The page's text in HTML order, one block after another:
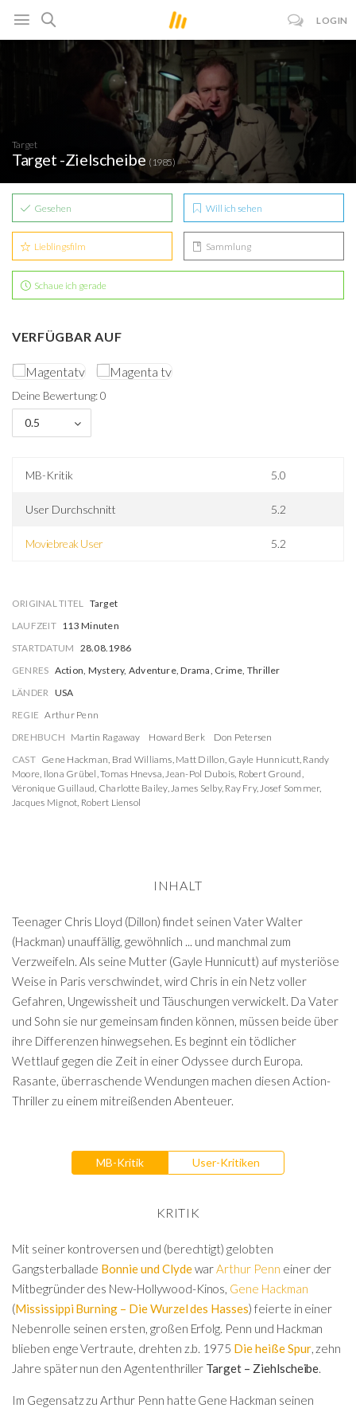
LOGIN
Target
Target -Zielscheibe (1985)
Gesehen Will ich sehen
Lieblingsfilm Sammlung
Schaue ich gerade
VERFÜGBAR AUF
Deine Bewertung: 0
0.5
MB-Kritik 5.0
User Durchschnitt 5.2
Moviebreak User 5.2
ORIGINAL TITEL Target
LAUFZEIT 113 Minuten
STARTDATUM 28.08.1986
GENRES Action, Mystery, Adventure, Drama, Crime, Thriller
LÄNDER USA
REGIE Arthur Penn
DREHBUCH Martin Ragaway Howard Berk
Don Petersen
CAST Gene Hackman, Brad Williams, Matt Dillon, Gayle Hunnicutt, Randy
Moore, Ilona Grübel,Tomas Hnevsa,Jean-Pol Dubois, Robert Ground,
Véronique Guillaud, Charlotte Bailey,James Selby, Ray Fry,Josef Sommer,
Jacques Mignot, Robert Liensol
INHALT
Teenager Chris Lloyd (Dillon) findet seinen Vater Walter
(Hackman) unauffällig, gewöhnlich ... und manchmal zum
Verzweifeln. Als seine Mutter (Gayle Hunnicutt) auf mysteriöse
Weise in Paris verschwindet, wird Chris in ein Netz voller
Gefahren, Ungewissheit und Täuschungen verwickelt. Da Vater
und Sohn sie nur gemeinsam finden können, müssen beide über
ihre Differenzen hinwegsehen. Es beginnt ein tödlicher
Wettlauf gegen die Zeit in einer Odyssee durch Europa.
Rasante, überraschende Wendungen machen diesen Action-
Thriller zu einem mitreißenden Abenteuer.
MB-Kritik User-Kritiken
KRITIK
Mit seiner kontroversen und (berechtigt) gelobten
Gangsterballade Bonnie und Clydewar Arthur Penn einer der
Mitbegründer des New-Hollywood-Kinos, Gene Hackman
(Mississippi Burning – Die Wurzel des Hasses) feierte in einer
Nebenrolle seinen ersten, großen Erfolg. Penn und Hackman
blieben enge Vertraute, drehten z.b. 1975 Die heiße Spur, zehn
Jahre später nun den Agententhriller Target – Ziehlscheibe
Im Gegensatz zu Arthur Penn hatte Gene Hackman seinen